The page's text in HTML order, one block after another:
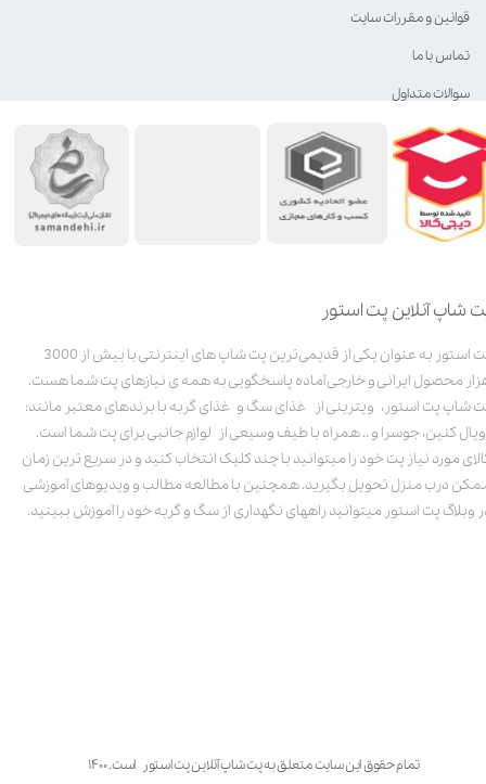
شاپ آنلاین پت استور
پت استور به عنوان یکی از قدیمی‌ترین پت شاپ های اینترنتی با بیش از 3000
محصول ایرانی و خارجی آماده پاسخگویی به همه ی نیازهای پت شما هست.
شاپ پت استور، ویترینی از غذای سگ و غذای گربه با برندهای معتبر مانند:
کنین، جوسرا و .. همراه با طیف وسیعی از لوازم جانبی برای پت شما است.
مورد نیاز پت خود را میتوانید با چند کلیک انتخاب کنید و در سریع ترین زمان
درب منزل تحویل بگیرید. همچنین با مطالعه مطالب و ویدیوهای آموزشی
وبلاگ پت استور میتوانید راههای نگهداری از سگ و گربه خود را آموزش ببینید.
تمام حقوق این سایت متعلق به پت شاپ آنلاین پت استور است. ۱۴۰۰
قوانین و مقررات سایت
تماس با ما
سوالات متداول